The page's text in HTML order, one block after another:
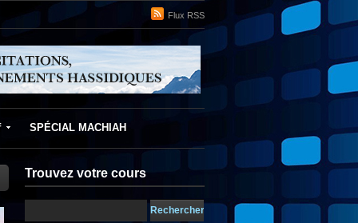
Flux RSS
SPÉCIAL MACHIAH
Trouvez votre cours